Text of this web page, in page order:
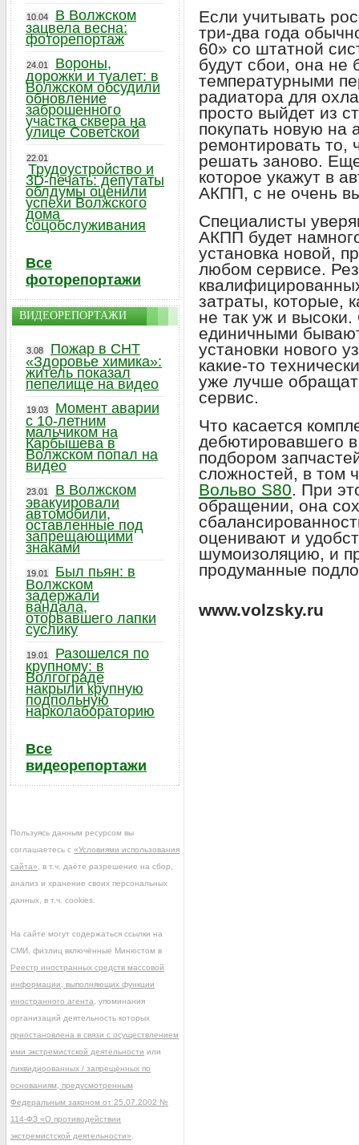
Если учитывать
три-два года
60» со штатной
будут сбои, она не
температурными
радиатора для
просто выйдет из
покупать новую на
ремонтировать то,
решать заново.
которое укажут в
АКПП, с не очень
Специалисты
АКПП будет
установка новой,
любом сервисе.
затраты, которые,
не так уж и
единичными
установки нового
какие-то
уже лучше
сервис.
Что касается
дебютировавшего
подбором
сложностей, в том
Вольво S80. При
обращении, она
оценивают и
шумоизоляцию, и
продуманные
www.volzsky.ru
10.04
В Волжском
зацвела весна:
фоторепортаж
24.01
Вороны,
дорожки и туалет: в
Волжском обсудили
обновление
заброшенного
участка сквера на
улице Советской
22.01
Трудоустройство и
3D-печать: депутаты
облдумы оценили
успехи Волжского
дома
соцобслуживания
Все
фоторепортажи
ВИДЕОРЕПОРТАЖИ
3.08
Пожар в СНТ
«Здоровье химика»:
житель показал
пепелище на видео
19.03
Момент аварии
с 10-летним
мальчиком на
Карбышева в
Волжском попал на
видео
23.01
В Волжском
эвакуировали
автомобили,
оставленные под
запрещающими
знаками
19.01
Был пьян: в
Волжском
задержали
вандала,
оторвавшего лапки
суслику
19.01
Разошелся по
крупному: в
Волгограде
накрыли крупную
подпольную
нарколабораторию
Все
видеорепортажи
Пользуясь данным ресурсом вы
соглашаетесь с «Условиями использования
сайта» , в т.ч. даёте разрешение на сбор,
анализ и хранение своих персональных
данных, в т.ч. cookies.
На сайте могут содержаться ссылки на
СМИ, физлиц включённые Минюстом в
Реестр иностранных средств массовой
информации, выполняющих функции
иностранного агента , упоминания
организаций деятельность которых
приостановлена в связи с осуществлением
ими экстремистской деятельности или
ликвидированных / запрещённых по
основаниям, предусмотренным
Федеральным законом от 25.07.2002 №
114-ФЗ «О противодействии
экстремистской деятельности»